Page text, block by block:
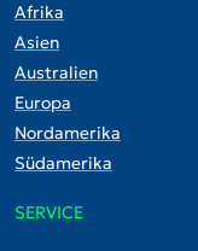
Afrika
Asien
Australien
Europa
Nordamerika
Südamerika
SERVICE